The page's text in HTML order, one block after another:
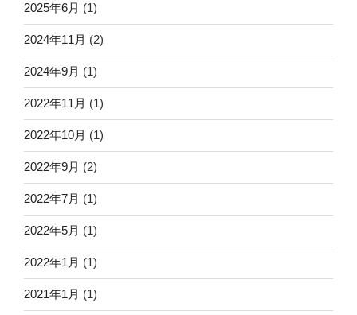
2025年6月 (1)
2024年11月 (2)
2024年9月 (1)
2022年11月 (1)
2022年10月 (1)
2022年9月 (2)
2022年7月 (1)
2022年5月 (1)
2022年1月 (1)
2021年1月 (1)